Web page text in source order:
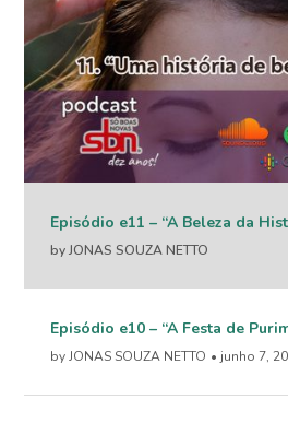
Episódio e11 – “A Beleza da
by JONAS SOUZA NETTO
Episódio e10 – “A Festa de
by JONAS SOUZA NETTO • junho 7,